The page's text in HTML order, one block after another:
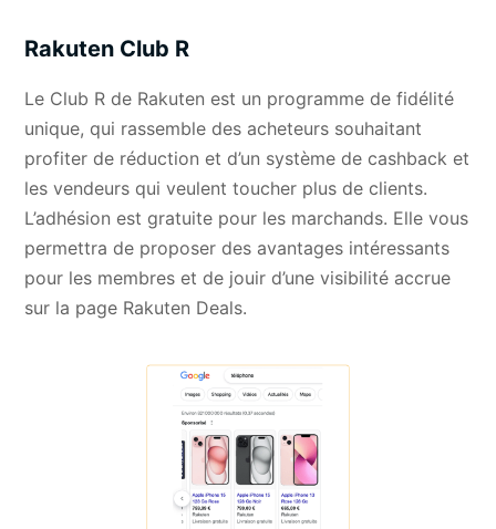
Rakuten Club R
Le Club R de Rakuten est un programme de fidélité
unique, qui rassemble des acheteurs souhaitant
profiter de réduction et d’un système de cashback et
les vendeurs qui veulent toucher plus de clients.
L’adhésion est gratuite pour les marchands. Elle vous
permettra de proposer des avantages intéressants
pour les membres et de jouir d’une visibilité accrue
sur la page Rakuten Deals.